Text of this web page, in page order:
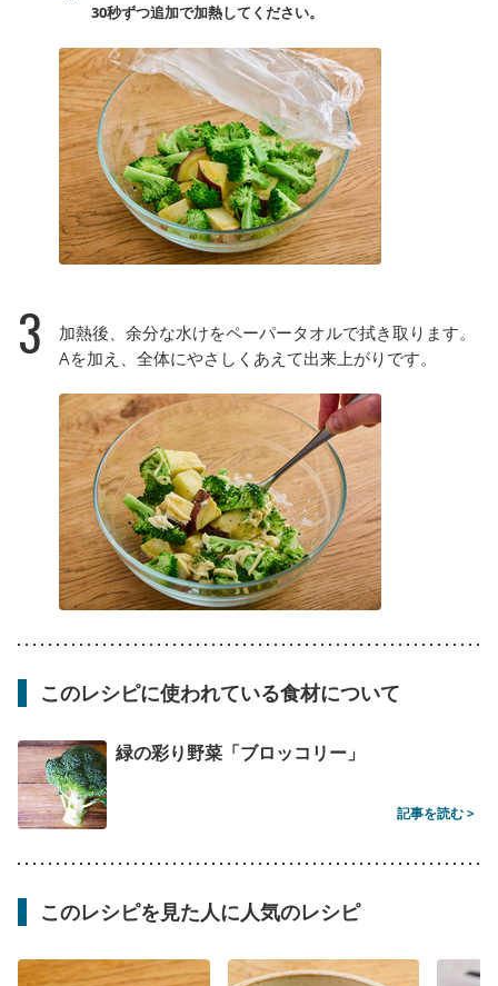
30秒ずつ追加で加熱してください。
3
加熱後、余分な水けをペーパータオルで拭き取ります。
Aを加え、全体にやさしくあえて出来上がりです。
このレシピに使われている食材について
緑の彩り野菜「ブロッコリー」
記事を読む >
このレシピを見た人に人気のレシピ